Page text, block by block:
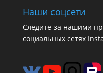
Наши соцсети
Следите за нашими
социальных сетях